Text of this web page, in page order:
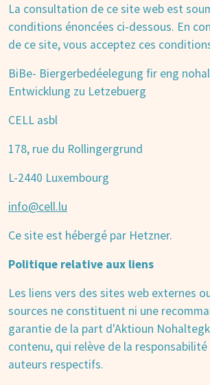
La consultation de ce site web est
conditions énoncées ci-dessous. En
de ce site, vous acceptez ces
BiBe- Biergerbedéelegung fir eng
Entwicklung zu Letzebuerg
CELL asbl
178, rue du Rollingergrund
L-2440 Luxembourg
info@cell.lu
Ce site est hébergé par Hetzner.
Politique relative aux liens
Les liens vers des sites web externes
sources ne constituent ni une
garantie de la part d'Aktioun
contenu, qui relève de la
auteurs respectifs.